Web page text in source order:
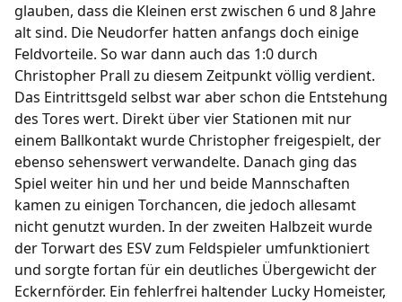
1. Herren/ 2. Herren/ 1. Frauen/ B-Junioren /
C-Junioren/ D-Junioren/ E-Junioren/ F-Junioren/
G-Junioren/ Altherren Ü32
Termine
Archiv
Fanshop
glauben, dass die Kleinen erst zwischen 6 und 8 Jahre
alt sind. Die Neudorfer hatten anfangs doch einige
Feldvorteile. So war dann auch das 1:0 durch
Christopher Prall zu diesem Zeitpunkt völlig verdient.
Das Eintrittsgeld selbst war aber schon die Entstehung
des Tores wert. Direkt über vier Stationen mit nur
einem Ballkontakt wurde Christopher freigespielt, der
ebenso sehenswert verwandelte. Danach ging das
Spiel weiter hin und her und beide Mannschaften
kamen zu einigen Torchancen, die jedoch allesamt
nicht genutzt wurden. In der zweiten Halbzeit wurde
der Torwart des ESV zum Feldspieler umfunktioniert
und sorgte fortan für ein deutliches Übergewicht der
Eckernförder. Ein fehlerfrei haltender Lucky Homeister,